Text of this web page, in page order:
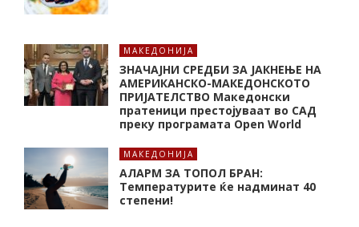
МАКЕДОНИЈА
ЗНАЧАЈНИ СРЕДБИ ЗА ЈАКНЕЊЕ НА
АМЕРИКАНСКО-МАКЕДОНСКОТО
ПРИЈАТЕЛСТВО Македонски
пратеници престојуваат во САД
преку програмата Open World
МАКЕДОНИЈА
АЛАРМ ЗА ТОПОЛ БРАН:
Tемпературите ќе надминат 40
степени!